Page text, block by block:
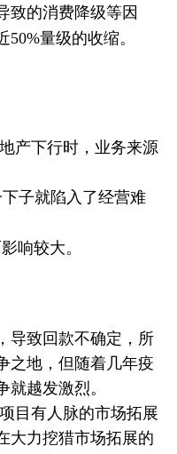
致的消费降级等因
量级的收缩。
产下行时，业务来源
子就陷入了经营难
响较大。
导致回款不确定，所
之地，但随着几年疫
越发激烈。
目有人脉的市场拓展
大力挖猎市场拓展的